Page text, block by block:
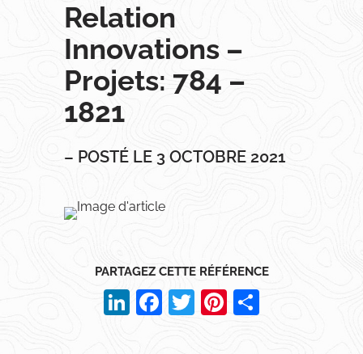
Relation
Innovations –
Projets: 784 –
1821
– POSTÉ LE 3 OCTOBRE 2021
PARTAGEZ CETTE RÉFÉRENCE
LinkedIn
Facebook
TwitterPinterest